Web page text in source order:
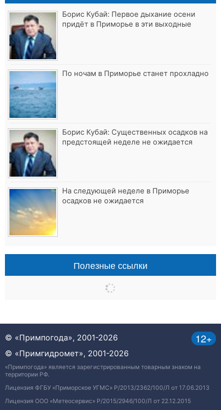
Борис Кубай: Первое дыхание осени
придёт в Приморье в эти выходные
По ночам в Приморье станет прохладно
Борис Кубай: Существенных осадков на
предстоящей неделе не ожидается
На следующей неделе в Приморье
осадков не ожидается
Полезные ссылки
12+
© «Примпогода», 2001-2026
© «Примгидромет», 2001-2026
«Примпогода» является зарегистрированным товарным знаком на
территории РФ.
Лицензия ФГБУ «Приморское УГМС» Р/2013/2362/100/Л от 17.06.2013
Лицензия ООО «Метеосервис» Р/2015/2946/100/Л от 22.12.2015